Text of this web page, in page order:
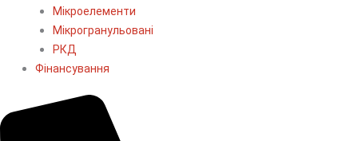
Мікроелементи
Мікрогранульовані
РКД
Фінансування